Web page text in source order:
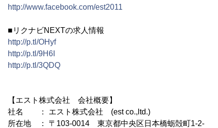
http://www.facebook.com/est2011
■リクナビNEXTの求人情報
http://p.tl/OHyf
http://p.tl/9H6I
http://p.tl/3QDQ
【エスト株式会社 会社概要】
社名 ： エスト株式会社 (est co.,ltd.)
所在地 ： 〒103-0014 東京都中央区日本橋蛎殻町1-2-